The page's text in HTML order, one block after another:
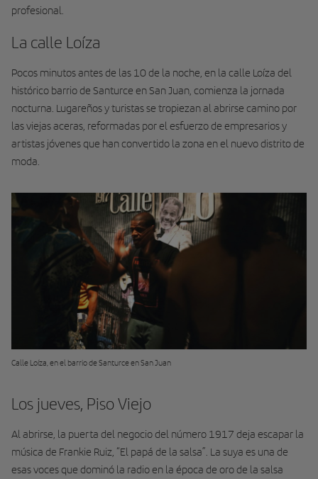
profesional.
La calle Loíza
Pocos minutos antes de las 10 de la noche, en la calle Loíza del
histó­rico barrio de Santurce en San Juan, comienza la jornada
nocturna. Lugareños y turis­tas se tropiezan al abrirse camino por
las viejas aceras, reformadas por el esfuerzo de empresarios y
artistas jóvenes que han convertido la zona en el nuevo distrito de
moda.
Calle Loíza, en el barrio de Santurce en San Juan
Los jueves, Piso Viejo
Al abrirse, la puerta del negocio del número 1917 deja escapar la
música de Frankie Ruiz, “El papá de la salsa”. La suya es una de
esas voces que dominó la radio en la época de oro de la salsa